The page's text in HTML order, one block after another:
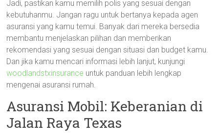
Jadi, pastikan kamu memilih polis yang sesuai dengan
kebutuhanmu. Jangan ragu untuk bertanya kepada agen
asuransi yang kamu temui. Banyak dari mereka bersedia
membantu menjelaskan pilihan dan memberikan
rekomendasi yang sesuai dengan situasi dan budget kamu.
Dan jika kamu mencari informasi lebih lanjut, kunjungi
woodlandstxinsurance untuk panduan lebih lengkap
mengenai asuransi rumah.
Asuransi Mobil: Keberanian di
Jalan Raya Texas